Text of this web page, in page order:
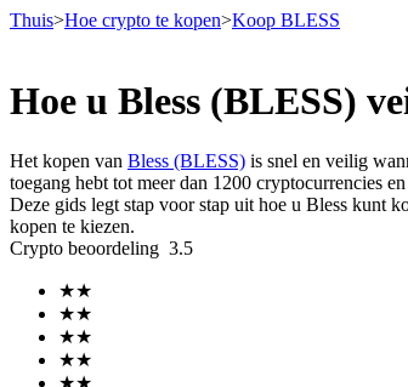
Termijncontracten
USDT-futures
Thuis>Hoe crypto te kopen>Koop BLESS
Hoe u Bless (BLESS)
Het kopen van Bless (BLESS) is snel en veilig
toegang hebt tot meer dan 1200 cryptocurrencies
Deze gids legt stap voor stap uit hoe u Bless kunt
kopen te kiezen.
Crypto beoordeling 3.5
★★
★★
★★
★★
★★